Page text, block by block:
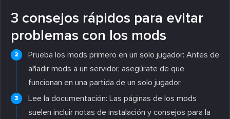
3 consejos rápidos para evitar
problemas con los mods
Prueba los mods primero en un solo jugador: Antes de
añadir mods a un servidor, asegúrate de que
funcionan en una partida de un solo jugador.
Lee la documentación: Las páginas de los mods
suelen incluir notas de instalación y consejos para la